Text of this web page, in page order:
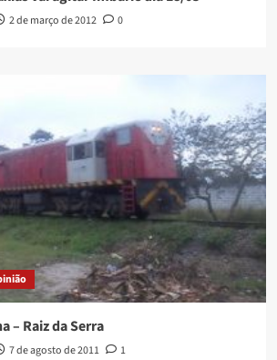
2 de março de 2012 0
– Raiz da Serra
7 de agosto de 2011
1